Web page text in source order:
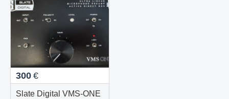
300 €
Slate Digital VMS-ONE